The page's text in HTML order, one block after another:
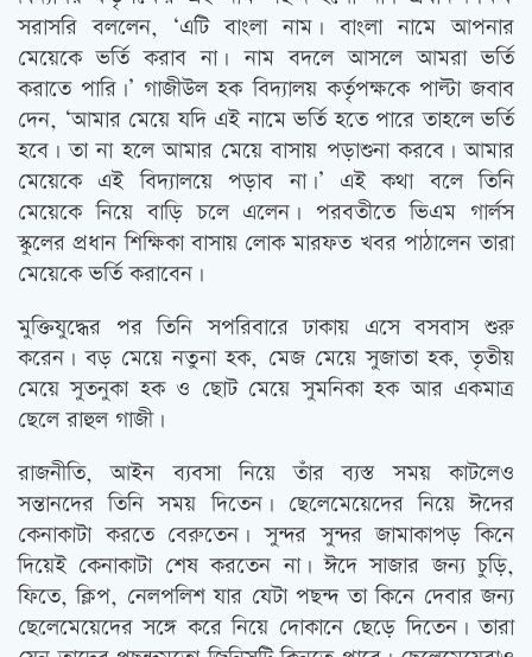
সরাসরি বললেন, ‘এটি বাংলা নাম। বাংলা নামে আপনার
মেয়েকে ভর্তি করাব না। নাম বদলে আসলে আমরা ভর্তি
করাতে পারি।’ গাজীউল হক বিদ্যালয় কর্তৃপক্ষকে পাল্টা জবাব
দেন, ‘আমার মেয়ে যদি এই নামে ভর্তি হতে পারে তাহলে ভর্তি
হবে। তা না হলে আমার মেয়ে বাসায় পড়াশুনা করবে। আমার
মেয়েকে এই বিদ্যালয়ে পড়াব না।’ এই কথা বলে তিনি
মেয়েকে নিয়ে বাড়ি চলে এলেন। পরবতীতে ভিএম গার্লস
স্কুলের প্রধান শিক্ষিকা বাসায় লোক মারফত খবর পাঠালেন তারা
মেয়েকে ভর্তি করাবেন।
মুক্তিযুদ্ধের পর তিনি সপরিবারে ঢাকায় এসে বসবাস শুরু
করেন। বড় মেয়ে নতুনা হক, মেজ মেয়ে সুজাতা হক, তৃতীয়
মেয়ে সুতনুকা হক ও ছোট মেয়ে সুমনিকা হক আর একমাত্র
ছেলে রাহুল গাজী।
রাজনীতি, আইন ব্যবসা নিয়ে তাঁর ব্যস্ত সময় কাটলেও
সন্তানদের তিনি সময় দিতেন। ছেলেমেয়েদের নিয়ে ঈদের
কেনাকাটা করতে বেরুতেন। সুন্দর সুন্দর জামাকাপড় কিনে
দিয়েই কেনাকাটা শেষ করতেন না। ঈদে সাজার জন্য চুড়ি,
ফিতে, ক্লিপ, নেলপলিশ যার যেটা পছন্দ তা কিনে দেবার জন্য
ছেলেমেয়েদের সঙ্গে করে নিয়ে দোকানে ছেড়ে দিতেন। তারা